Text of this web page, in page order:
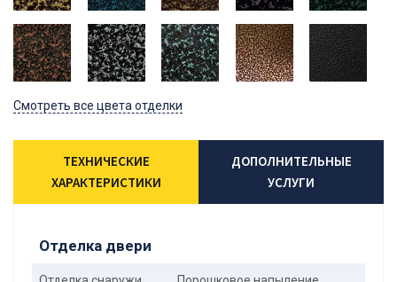
Смотреть все цвета отделки
ТЕХНИЧЕСКИЕ
ХАРАКТЕРИСТИКИ
ДОПОЛНИТЕЛЬНЫЕ
УСЛУГИ
Отделка двери